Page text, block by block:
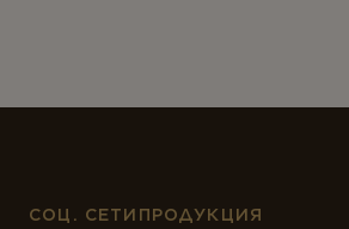
СОЦ. СЕТИ ПРОДУКЦИЯ